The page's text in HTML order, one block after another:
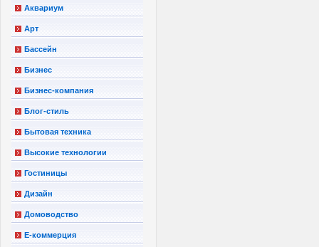
Аквариум
Арт
Бассейн
Бизнес
Бизнес-компания
Блог-стиль
Бытовая техника
Высокие технологии
Гостиницы
Дизайн
Домоводство
Е-коммерция